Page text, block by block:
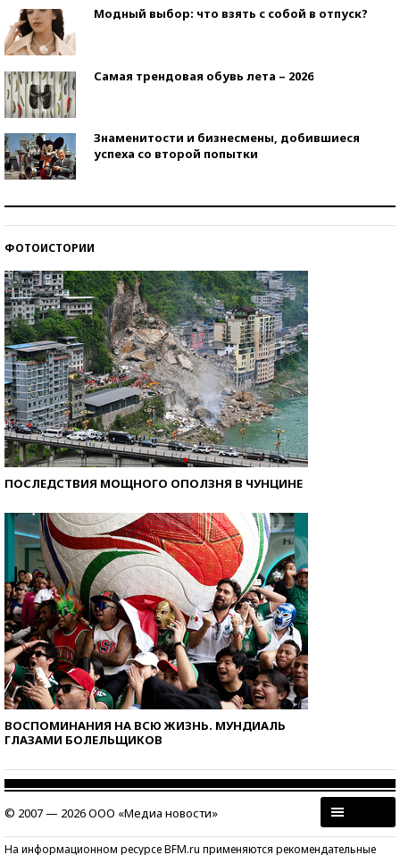
Модный выбор: что взять с собой в отпуск?
Самая трендовая обувь лета – 2026
Знаменитости и бизнесмены, добившиеся
успеха со второй попытки
ФОТОИСТОРИИ
ПОСЛЕДСТВИЯ МОЩНОГО ОПОЛЗНЯ В ЧУНЦИНЕ
ВОСПОМИНАНИЯ НА ВСЮ ЖИЗНЬ. МУНДИАЛЬ
ГЛАЗАМИ БОЛЕЛЬЩИКОВ
© 2007 — 2026 ООО «Медиа новости»
На информационном ресурсе BFM.ru применяются рекомендательные